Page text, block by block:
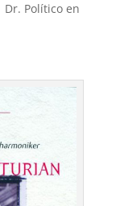
Dr. Político en